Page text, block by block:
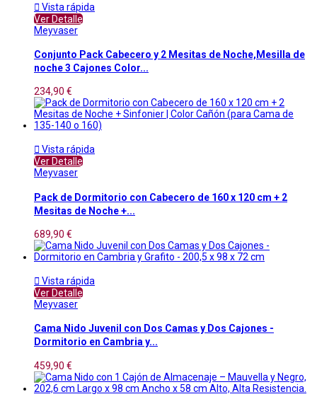
 Vista rápida
Ver Detalle
Meyvaser
Conjunto Pack Cabecero y 2 Mesitas de Noche,Mesilla de
noche 3 Cajones Color...
234,90 €
 Vista rápida
Ver Detalle
Meyvaser
Pack de Dormitorio con Cabecero de 160 x 120 cm + 2
Mesitas de Noche +...
689,90 €
 Vista rápida
Ver Detalle
Meyvaser
Cama Nido Juvenil con Dos Camas y Dos Cajones -
Dormitorio en Cambria y...
459,90 €